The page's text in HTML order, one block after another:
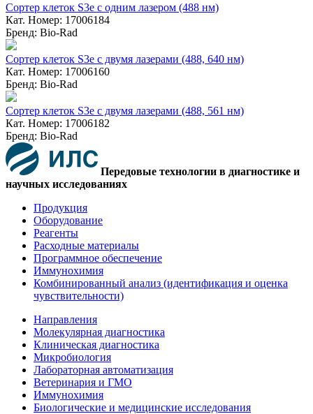
Сортер клеток S3e с одним лазером (488 нм)
Кат. Номер: 17006184
Бренд: Bio-Rad
Сортер клеток S3e с двумя лазерами (488, 640 нм)
Кат. Номер: 17006160
Бренд: Bio-Rad
Сортер клеток S3e с двумя лазерами (488, 561 нм)
Кат. Номер: 17006182
Бренд: Bio-Rad
Передовые технологии в диагностике и
научных исследованиях
Продукция
Оборудование
Реагенты
Расходные материалы
Программное обеспечение
Иммунохимия
Комбинированный анализ (идентификация и оценка
чувствительности)
Направления
Молекулярная диагностика
Клиническая диагностика
Микробиология
Лабораторная автоматизация
Ветеринария и ГМО
Иммунохимия
Биологические и медицинские исследования